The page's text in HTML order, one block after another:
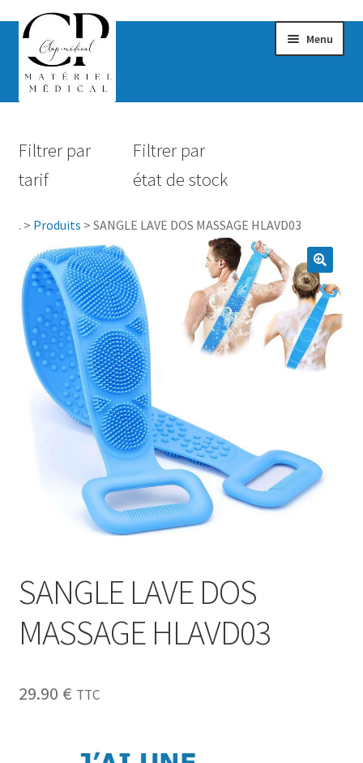
Menu
Hygiène
Maternité
Accessoires Salle de bain
Vêtements & Chaussures
Sécurité
Filtrer par
tarif
Filtrer par
état de stock
. > Produits > SANGLE LAVE DOS MASSAGE HLAVD03
SANGLE LAVE DOS
MASSAGE HLAVD03
29.90 € TTC